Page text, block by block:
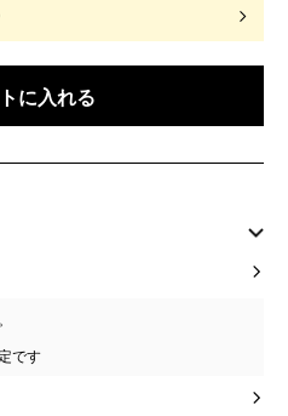
に入れる
です